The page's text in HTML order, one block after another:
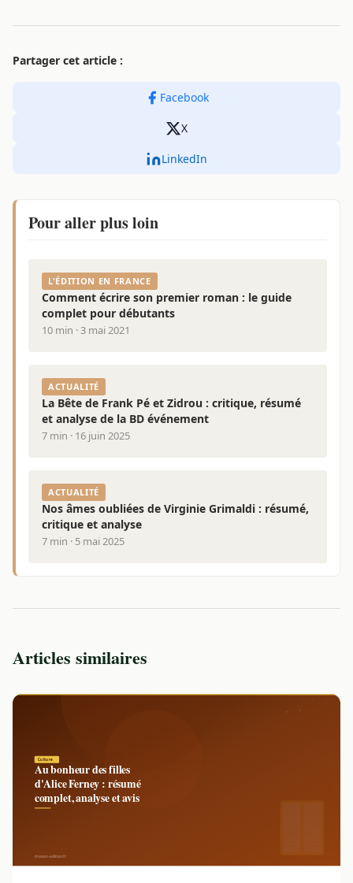
Partager cet article :
Facebook
X
LinkedIn
Pour aller plus loin
L'ÉDITION EN FRANCE
Comment écrire son premier roman : le guide
complet pour débutants
10 min · 3 mai 2021
ACTUALITÉ
La Bête de Frank Pé et Zidrou : critique, résumé
et analyse de la BD événement
7 min · 16 juin 2025
ACTUALITÉ
Nos âmes oubliées de Virginie Grimaldi : résumé,
critique et analyse
7 min · 5 mai 2025
Articles similaires